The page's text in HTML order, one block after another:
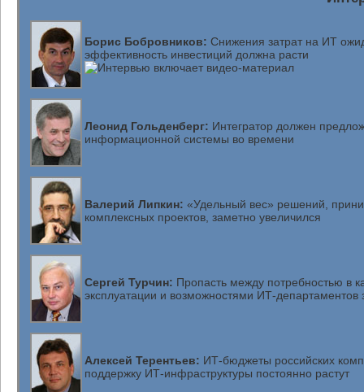
Борис Бобровников: Снижения затрат на ИТ
эффективность инвестиций должна расти
Леонид Гольденберг: Интегратор должен
информационной системы во времени
Валерий Липкин: «Удельный вес» решений,
комплексных проектов, заметно увеличился
Сергей Турчин: Пропасть между потребностью в
эксплуатации и возможностями ИТ-департаментов
Алексей Терентьев: ИТ-бюджеты российских
поддержку ИТ-инфраструктуры постоянно растут